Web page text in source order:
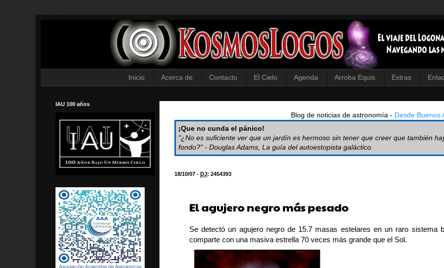
Inicio Acerca de Contacto El Cielo Agenda Arroba Equis Extras
Blog de noticias de astronomía - Desde Buenos
¡Que no cunda el pánico!
"¿No es suficiente ver que un jardín es hermoso sin tener que creer que también
fondo?" - Douglas Adams, La guía del autoestopista galáctico.
18/10/07 - DJ: 2454393
El agujero negro más pesado
Se detectó un agujero negro de 15.7 masas estelares en un raro sistema
comparte con una masiva estrella 70 veces más grande que el Sol.
IAU 100 años